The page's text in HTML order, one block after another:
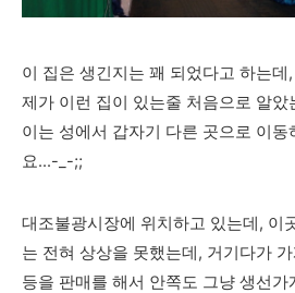
이 집은 생긴지는 꽤 되었다고 하는
제가 이런 집이 있는줄 처음으로 알았
이는 성에서 갑자기 다른 곳으로 이
요...-_-;;
대조불광시장에 위치하고 있는데, 이
는 전혀 상상을 못했는데, 거기다가
등을 판매를 해서 안쪽도 그냥 생선가